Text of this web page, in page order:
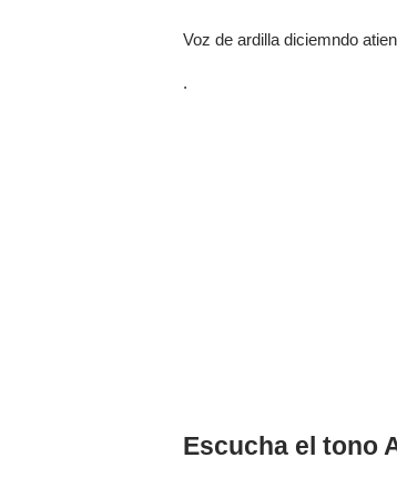
Voz de ardilla diciemndo
.
Escucha el tono